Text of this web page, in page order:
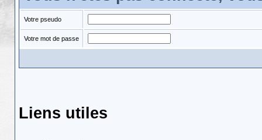
Votre pseudo
Votre mot de passe
Liens utiles